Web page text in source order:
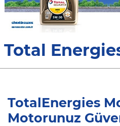
Total
TotalEnergies
Motorunuz